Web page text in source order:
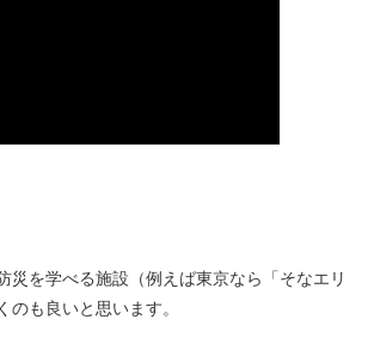
災を学べる施設（例えば東京なら「そなエリ
のも良いと思います。